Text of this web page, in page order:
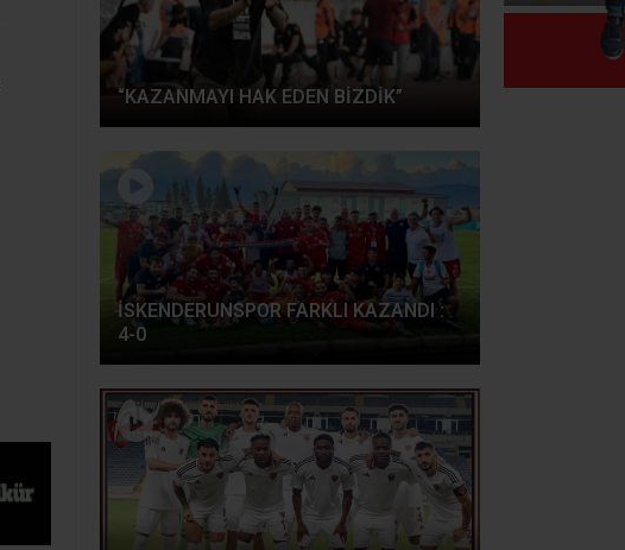
“KAZANMAYI HAK EDEN BİZDİK”
İSKENDERUNSPOR FARKLI KAZANDI :
4-0